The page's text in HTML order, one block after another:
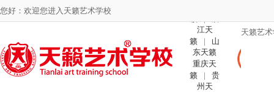
您好：欢迎您进入天籁艺术学校
天籁艺
江天
籁
|
山
东天籁
重庆天
籁
|
贵
州天